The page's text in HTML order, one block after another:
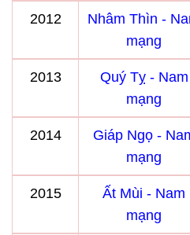
2012
Nhâm Thìn -
mạng
2013
Quý Tỵ - Nam
mạng
2014
Giáp Ngọ -
mạng
2015
Ất Mùi - Nam
mạng